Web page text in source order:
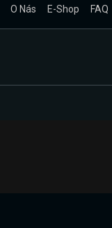
O Nás E-Shop FAQ